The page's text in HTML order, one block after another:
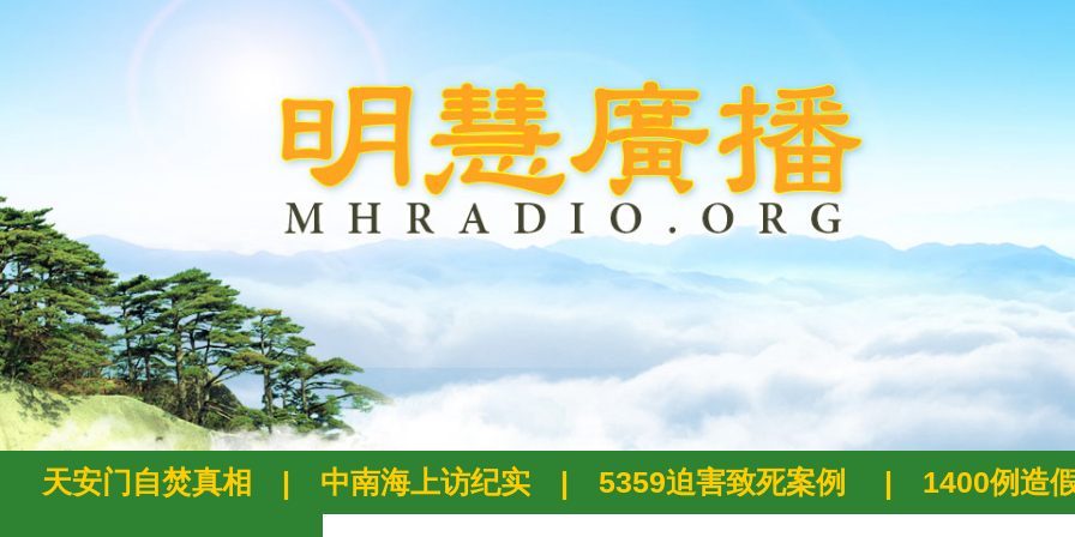
天安门自焚真相 | 中南海上访纪实 | 5359迫害致死案例 | 1400例造